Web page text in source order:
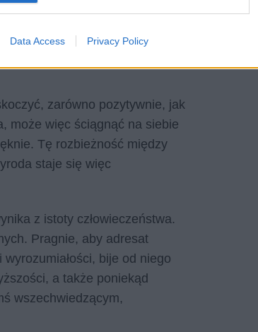
Data Access Privacy Policy
i zrozumieć, jest tym szczerze
ale mimo to jest tym
nim więc
ambiwalentne,
zarówno pozytywnie, jak
może więc ściągnąć na siebie
Tę rozbieżność między
staje się więc
z istoty człowieczeństwa.
Pragnie, aby adresat
bije od niego
a także poniekąd
wszechwiedzącym,